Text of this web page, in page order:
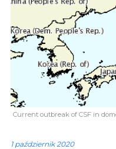
Current outbreak of CSF in
1 październik 2020